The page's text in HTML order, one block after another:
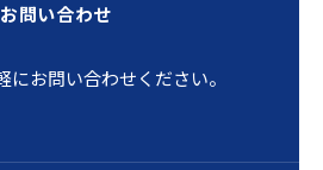
お問い合わせ
にお問い合わせください。